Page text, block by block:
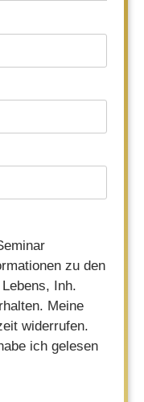
zu den
Inh.
Meine
widerrufen.
ich gelesen